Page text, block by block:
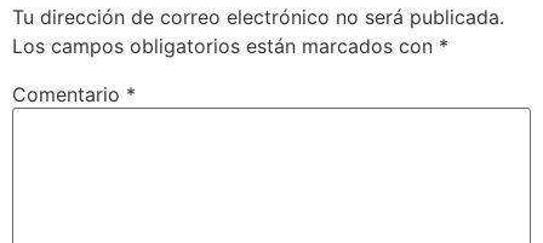
Tu dirección de correo electrónico no será publicada.
Los campos obligatorios están marcados con *
Comentario *